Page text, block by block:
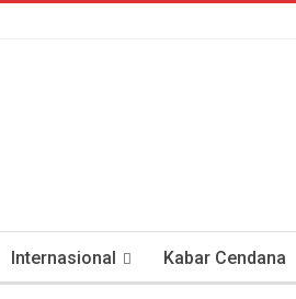
Internasional Kabar Cendana